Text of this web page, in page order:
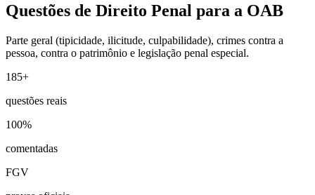
Questões de Direito Penal para a OAB
Parte geral (tipicidade, ilicitude, culpabilidade), crimes contra a
pessoa, contra o patrimônio e legislação penal especial.
185+
questões reais
100%
comentadas
FGV